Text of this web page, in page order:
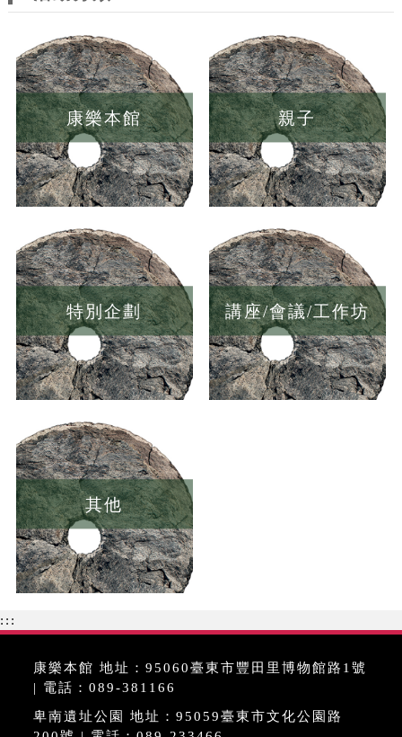
康樂本館 親子
特別企劃 講座/會議/工作坊
其他
:::
康樂本館 地址：95060臺東市豐田里博物館路1號
| 電話：089-381166
卑南遺址公園 地址：95059臺東市文化公園路